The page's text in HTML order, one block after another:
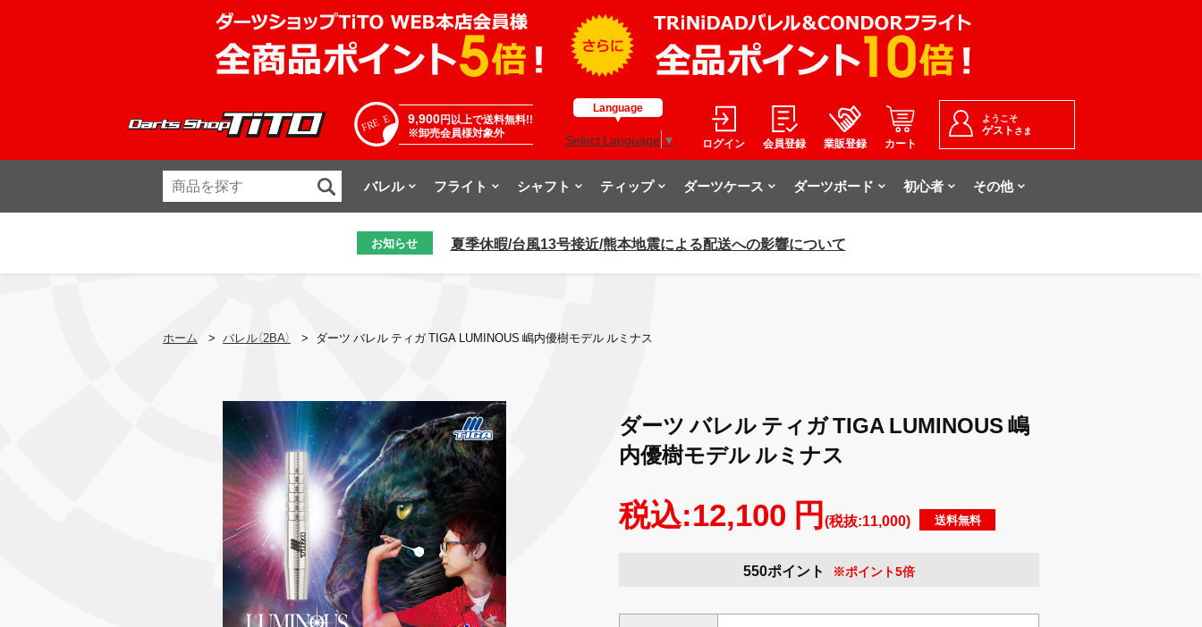
9,900円以上で送料無料!!
※卸売会員様対象外
Language
Select Language ▼ ログイン 会員登録 業販登録 カート
ようこそ
ゲスト さま
バレル フライト シャフト ティップ ダーツケース ダーツボード 初心者 その他
お知らせ 夏季休暇/台風13号接近/熊本地震による配送への影響について
ホーム > バレル（2BA） > ダーツ バレル ティガ TIGA LUMINOUS 嶋内優樹モデル ルミナス
ダーツ バレル ティガ TIGA LUMINOUS 嶋
内優樹モデル ルミナス
税込:12,100 円(税抜:11,000) 送料無料
550ポイント ※ポイント5倍